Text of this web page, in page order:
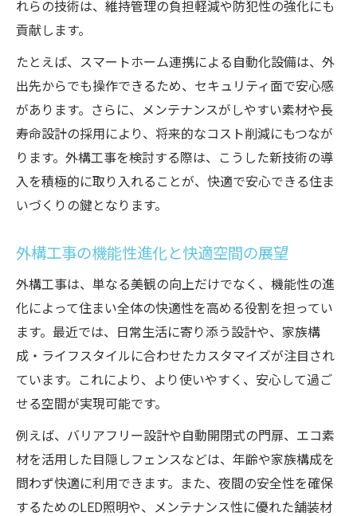
れらの技術は、維持管理の負担軽減や防犯性の強化にも
貢献します。
たとえば、スマートホーム連携による自動化設備は、外
出先からでも操作できるため、セキュリティ面で安心感
があります。さらに、メンテナンスがしやすい素材や長
寿命設計の採用により、将来的なコスト削減にもつなが
ります。外構工事を検討する際は、こうした新技術の導
入を積極的に取り入れることが、快適で安心できる住ま
いづくりの鍵となります。
外構工事の機能性進化と快適空間の展望
外構工事は、単なる美観の向上だけでなく、機能性の進
化によって住まい全体の快適性を高める役割を担ってい
ます。最近では、日常生活に寄り添う設計や、家族構
成・ライフスタイルに合わせたカスタマイズが注目され
ています。これにより、より使いやすく、安心して過ご
せる空間が実現可能です。
例えば、バリアフリー設計や自動開閉式の門扉、エコ素
材を活用した目隠しフェンスなどは、年齢や家族構成を
問わず快適に利用できます。また、夜間の安全性を確保
するためのLED照明や、メンテナンス性に優れた舗装材